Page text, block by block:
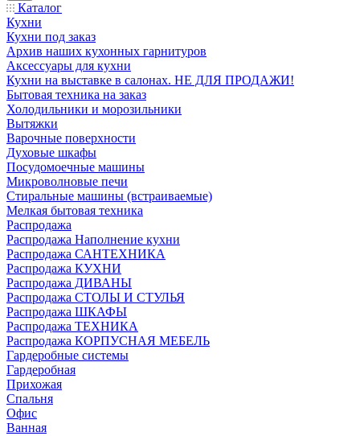
Каталог
Кухни
Кухни под заказ
Архив наших кухонных гарнитуров
Аксессуары для кухни
Кухни на выставке в салонах. НЕ ДЛЯ ПРОДАЖИ!
Бытовая техника на заказ
Холодильники и морозильники
Вытяжки
Варочные поверхности
Духовые шкафы
Посудомоечные машины
Микроволновые печи
Стиральные машины (встраиваемые)
Мелкая бытовая техника
Распродажа
Распродажа Наполнение кухни
Распродажа САНТЕХНИКА
Распродажа КУХНИ
Распродажа ДИВАНЫ
Распродажа СТОЛЫ И СТУЛЬЯ
Распродажа ШКАФЫ
Распродажа ТЕХНИКА
Распродажа КОРПУСНАЯ МЕБЕЛЬ
Гардеробные системы
Гардеробная
Прихожая
Спальня
Офис
Ванная